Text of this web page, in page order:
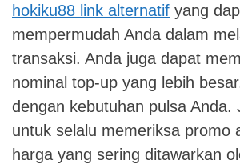
hokiku88 link alternatif yang
mempermudah Anda dalam
transaksi. Anda juga dapat
nominal top-up yang lebih
dengan kebutuhan pulsa Anda.
untuk selalu memeriksa promo
harga yang sering ditawarkan